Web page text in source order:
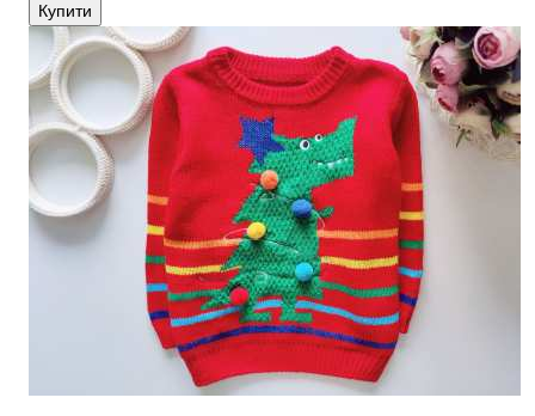
Купити